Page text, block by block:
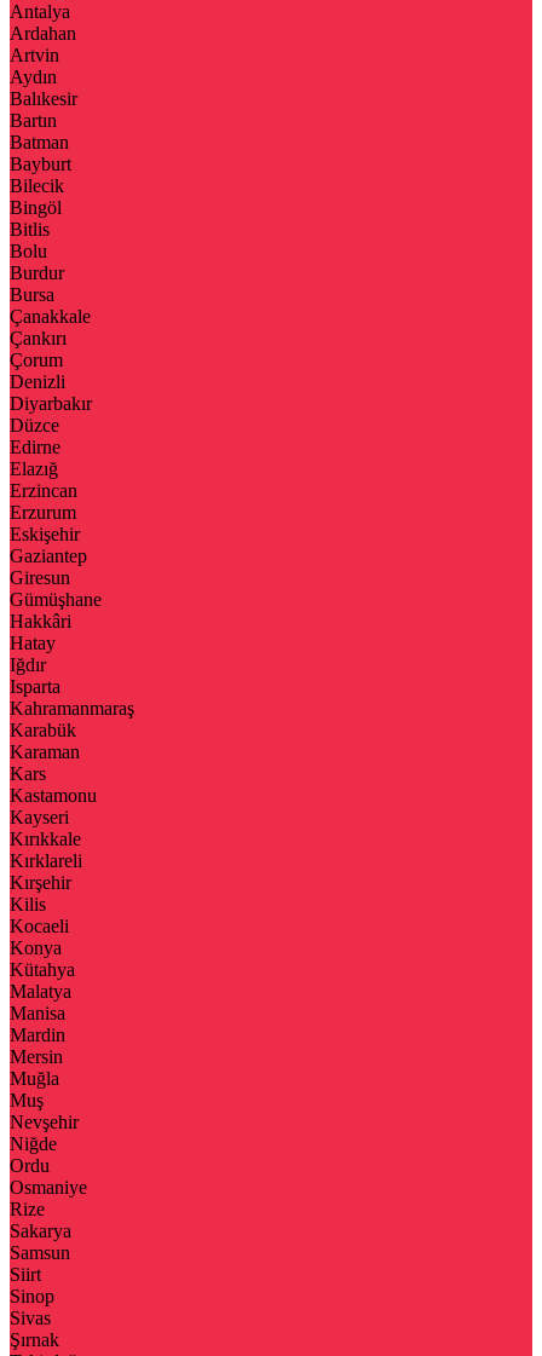
Antalya
Ardahan
Artvin
Aydın
Balıkesir
Bartın
Batman
Bayburt
Bilecik
Bingöl
Bitlis
Bolu
Burdur
Bursa
Çanakkale
Çankırı
Çorum
Denizli
Diyarbakır
Düzce
Edirne
Elazığ
Erzincan
Erzurum
Eskişehir
Gaziantep
Giresun
Gümüşhane
Hakkâri
Hatay
Iğdır
Isparta
Kahramanmaraş
Karabük
Karaman
Kars
Kastamonu
Kayseri
Kırıkkale
Kırklareli
Kırşehir
Kilis
Kocaeli
Konya
Kütahya
Malatya
Manisa
Mardin
Mersin
Muğla
Muş
Nevşehir
Niğde
Ordu
Osmaniye
Rize
Sakarya
Samsun
Siirt
Sinop
Sivas
Şırnak